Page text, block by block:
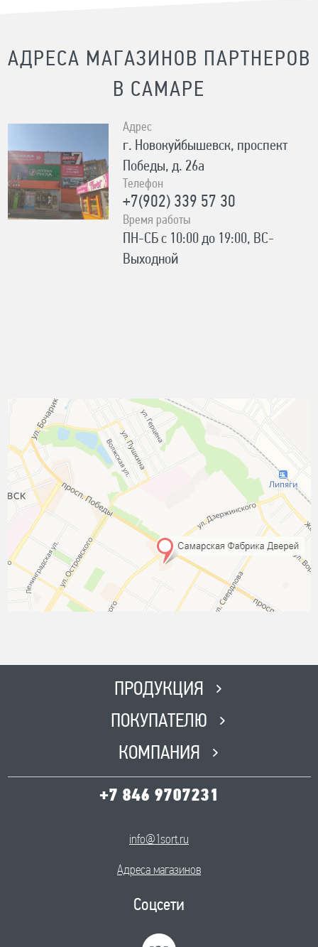
АДРЕСА МАГАЗИНОВ ПАРТНЕРОВ
В САМАРЕ
Адрес
г. Новокуйбышевск, проспект
Победы, д. 26а
Телефон
+7(902) 339 57 30
Время работы
ПН-СБ с 10:00 до 19:00, ВС-
Выходной
ПРОДУКЦИЯ
ПОКУПАТЕЛЮ
КОМПАНИЯ
+7 846 9707231
info@1sort.ru
Адреса магазинов
Соцсети